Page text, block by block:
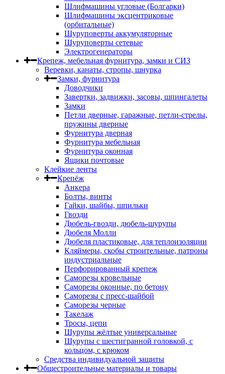
Шлифмашины угловые (Болгарки)
Шлифмашины эксцентриковые
(орбитальные)
Шуруповерты аккумуляторные
Шуруповерты сетевые
Электрогенераторы
Крепеж, мебельная фурнитура, замки и СИЗ
Веревки, канаты, стропы, шнурка
Замки, фурнитура
Доводчики
Завертки, задвижки, засовы, шпингалеты
Замки
Петли дверные, гаражные, петли-стрелы,
пружины дверные
Фурнитура дверная
Фурнитура мебельная
Фурнитура оконная
Ящики почтовые
Клейкие ленты
Крепёж
Анкера
Болты, винты
Гайки, шайбы, шпильки
Гвозди
Дюбель-гвозди, дюбель-шурупы
Дюбеля Молли
Дюбеля пластиковые, для теплоизоляции
Кляймеры, скобы строительные, патроны
индустриальные
Перфорированный крепеж
Саморезы кровельные
Саморезы оконные, по бетону
Саморезы с пресс-шайбой
Саморезы черные
Такелаж
Тросы, цепи
Шурупы жёлтые универсальные
Шурупы с шестигранной головкой, с
кольцом, с крюком
Средства индивидуальной защиты
Общестроительные материалы и товары